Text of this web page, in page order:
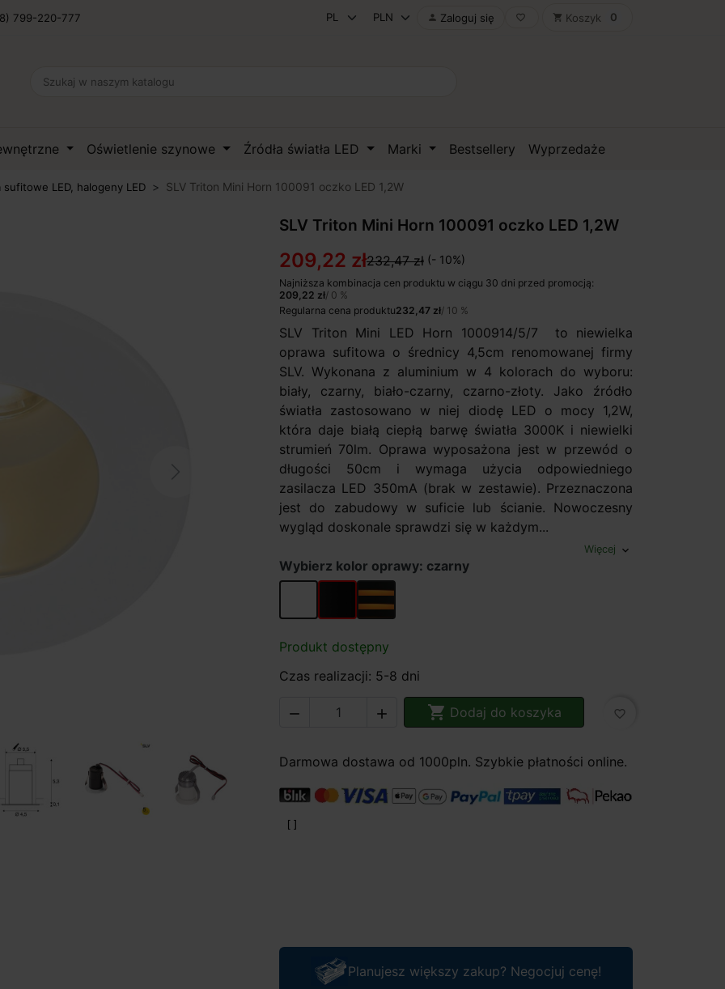
799-220-777  Zaloguj się favorite_border shopping_cart Koszyk 0
Oświetlenie szynowe Źródła światła LED Marki Bestsellery Wyprzedaże
sufitowe LED, halogeny LED SLV Triton Mini Horn 100091 oczko LED 1,2W
SLV Triton Mini Horn 100091 oczko LED 1,2W
209,22 zł232,47 zł (- 10%)
Najniższa kombinacja cen produktu w ciągu 30 dni przed promocją:
209,22 zł/ 0 %
Regularna cena produktu232,47 zł/ 10 %
SLV Triton Mini LED Horn 1000914/5/7 to niewielka
oprawa sufitowa o średnicy 4,5cm renomowanej firmy
SLV. Wykonana z aluminium w 4 kolorach do wyboru:
biały, czarny, biało-czarny, czarno-złoty. Jako źródło
światła zastosowano w niej diodę LED o mocy 1,2W,
która daje białą ciepłą barwę światła 3000K i niewielki
strumień 70lm. Oprawa wyposażona jest w przewód o
długości 50cm i wymaga użycia odpowiedniego
zasilacza LED 350mA (brak w zestawie). Przeznaczona
jest do zabudowy w suficie lub ścianie. Nowoczesny
wygląd doskonale sprawdzi się w każdym...
Więcej expand_more
Wybierz kolor oprawy: czarny
biały czarnyczarny/złoty
Produkt dostępny
Czas realizacji: 5-8 dni
   Dodaj do koszyka favorite_border
Darmowa dostawa od 1000pln. Szybkie płatności online.
Planujesz większy zakup? Negocjuj cenę!